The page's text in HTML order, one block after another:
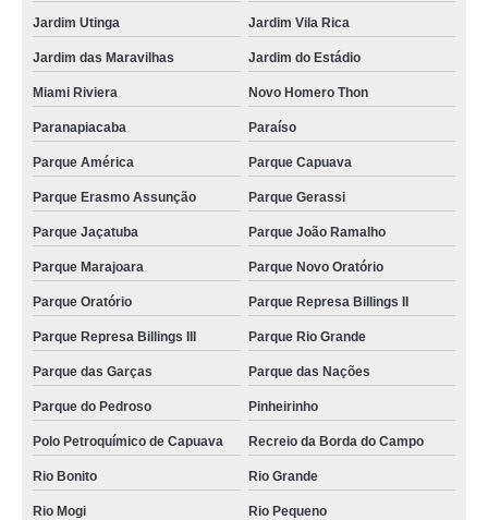
Oratório
onde fazer consulta de ortopedia para animais silvestres Cerâmica
onde agendar consulta para animais silvestres Vila João Ramalho
onde agendar consulta para silvestres Bangú
consulta de ozonioterapia para silvestres marcar Santa Maria
onde fazer consulta para silvestres Polo Petroquímico de Capuava
consulta médica veterinária para animais silvestres Vila Alpina
onde agendar consulta de dermatologista para silvestres Vila América
consulta de ortopedia para animais silvestres Polo Petroquímico de
onde fazer consulta médica veterinária para silvestres Santa Paula
consulta para animal silvestre marcar Jardim Ipanema
consulta silvestres marcar Jardim Santo André
onde fazer consulta de dermatologista para silvestres Vila Guiomar
consulta animal silvestre Vila Progresso
Jardim Utinga Jardim Vila Rica
Jardim das Maravilhas Jardim do Estádio
Miami Riviera Novo Homero Thon
Paranapiacaba Paraíso
Parque América Parque Capuava
Parque Erasmo Assunção Parque Gerassi
Parque Jaçatuba Parque João Ramalho
Parque Marajoara Parque Novo Oratório
Parque Oratório Parque Represa Billings II
Parque Represa Billings III Parque Rio Grande
Parque das Garças Parque das Nações
Parque do Pedroso Pinheirinho
Polo Petroquímico de Capuava Recreio da Borda do Campo
Rio Bonito Rio Grande
Rio Mogi Rio Pequeno